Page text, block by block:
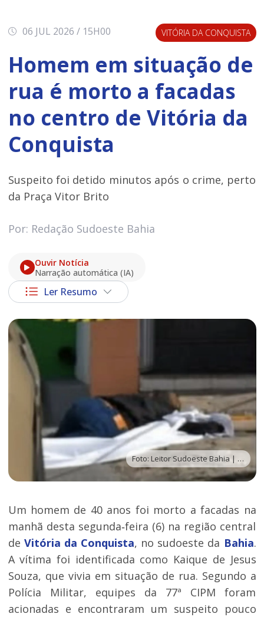
06 JUL 2026 / 15H00 VITÓRIA DA CONQUISTA
Homem em situação de
rua é morto a facadas
no centro de Vitória da
Conquista
Suspeito foi detido minutos após o crime, perto
da Praça Vitor Brito
Por: Redação Sudoeste Bahia
Ouvir Notícia
Narração automática (IA)
Ler Resumo
Foto: Leitor Sudoeste Bahia | Via WhatsApp
Um homem de 40 anos foi morto a facadas na
manhã desta segunda‑feira (6) na região central
de Vitória da Conquista, no sudoeste da Bahia.
A vítima foi identificada como Kaique de Jesus
Souza, que vivia em situação de rua. Segundo a
Polícia Militar, equipes da 77ª CIPM foram
acionadas e encontraram um suspeito pouco